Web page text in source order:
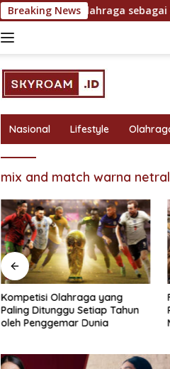
Breaking NewsOlahraga sebagai
Nasional Lifestyle
mix and match warna netral
Kompetisi Olahraga yang
Paling Ditunggu Setiap Tahun
oleh Penggemar Dunia